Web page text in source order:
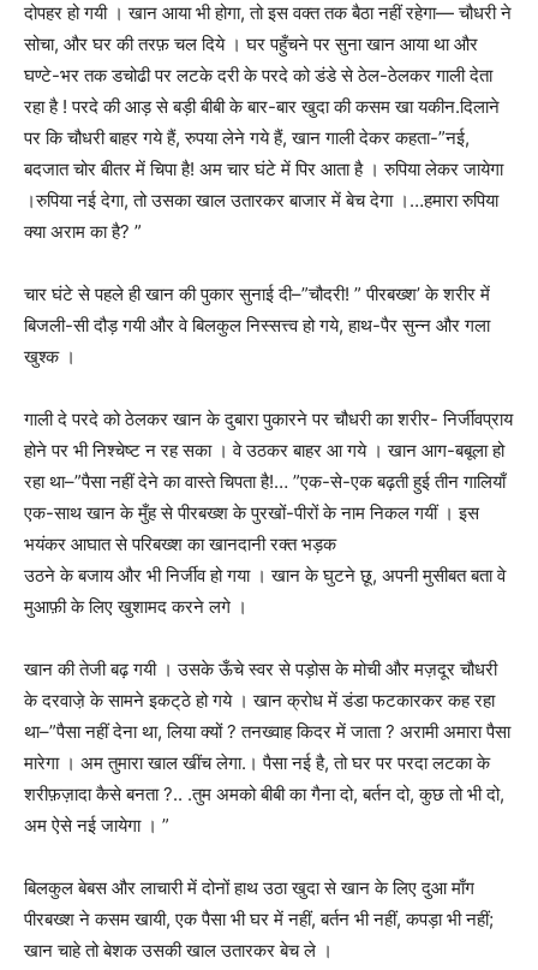
दोपहर हो गयी । खान आया भी होगा, तो इस वक्त तक बैठा नहीं रहेगा— चौधरी ने
सोचा, और घर की तरफ़ चल दिये । घर पहुँचने पर सुना खान आया था और
घण्टे-भर तक डचोढी पर लटके दरी के परदे को डंडे से ठेल-ठेलकर गाली देता
रहा है ! परदे की आड़ से बड़ी बीबी के बार-बार खुदा की कसम खा यकीन.दिलाने
पर कि चौधरी बाहर गये हैं, रुपया लेने गये हैं, खान गाली देकर कहता-”नई,
बदजात चोर बीतर में चिपा है! अम चार घंटे में पिर आता है । रुपिया लेकर जायेगा
।रुपिया नई देगा, तो उसका खाल उतारकर बाजार में बेच देगा ।…हमारा रुपिया
क्या अराम का है? ”
चार घंटे से पहले ही खान की पुकार सुनाई दी–”चौदरी! ” पीरबख्श’ के शरीर में
बिजली-सी दौड़ गयी और वे बिलकुल निस्सत्त्व हो गये, हाथ-पैर सुन्न और गला
खुश्क ।
गाली दे परदे को ठेलकर खान के दुबारा पुकारने पर चौधरी का शरीर- निर्जीवप्राय
होने पर भी निश्चेष्ट न रह सका । वे उठकर बाहर आ गये । खान आग-बबूला हो
रहा था–”पैसा नहीं देने का वास्ते चिपता है!… ”एक-से-एक बढ़ती हुई तीन गालियाँ
एक-साथ खान के मुँह से पीरबख्श के पुरखों-पीरों के नाम निकल गयीं । इस
भयंकर आघात से परिबख्श का खानदानी रक्त भड़क
उठने के बजाय और भी निर्जीव हो गया । खान के घुटने छू, अपनी मुसीबत बता वे
मुआफ़ी के लिए खुशामद करने लगे ।
खान की तेजी बढ़ गयी । उसके ऊँचे स्वर से पड़ोस के मोची और मज़दूर चौधरी
के दरवाजे़ के सामने इकट्‌ठे हो गये । खान क्रोध में डंडा फटकारकर कह रहा
था–”पैसा नहीं देना था, लिया क्यों ? तनख्वाह किदर में जाता ? अरामी अमारा पैसा
मारेगा । अम तुमारा खाल खींच लेगा.। पैसा नई है, तो घर पर परदा लटका के
शरीफ़ज़ादा कैसे बनता ?.. .तुम अमको बीबी का गैना दो, बर्तन दो, कुछ तो भी दो,
अम ऐसे नई जायेगा । ”
बिलकुल बेबस और लाचारी में दोनों हाथ उठा खुदा से खान के लिए दुआ माँग
पीरबख्श ने कसम खायी, एक पैसा भी घर में नहीं, बर्तन भी नहीं, कपड़ा भी नहीं;
खान चाहे तो बेशक उसकी खाल उतारकर बेच ले ।